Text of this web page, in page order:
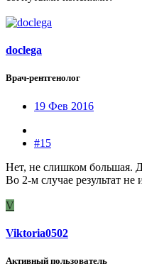
doclega
Врач-рентгенолог
19 Фев 2016
#15
Нет, не слишком большая.
Во 2-м случае результат не
V
Viktoria0502
Активный пользователь